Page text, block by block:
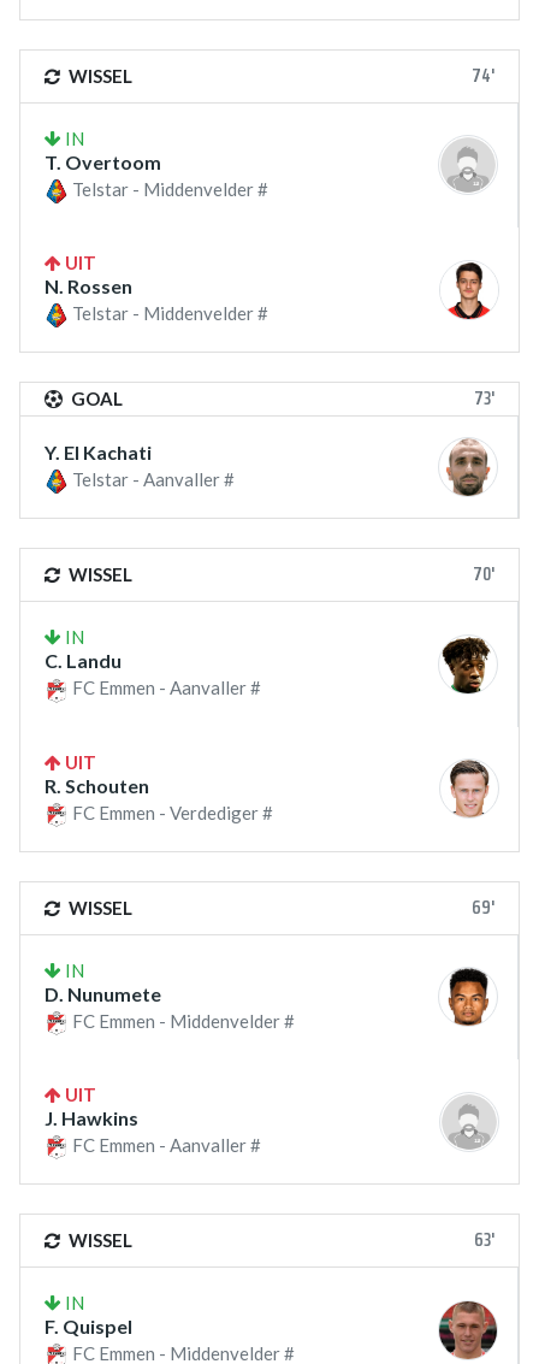
WISSEL 74'
IN
T. Overtoom
Telstar - Middenvelder #
UIT
N. Rossen
Telstar - Middenvelder #
GOAL 73'
Y. El Kachati
Telstar - Aanvaller #
WISSEL 70'
IN
C. Landu
FC Emmen - Aanvaller #
UIT
R. Schouten
FC Emmen - Verdediger #
WISSEL 69'
IN
D. Nunumete
FC Emmen - Middenvelder #
UIT
J. Hawkins
FC Emmen - Aanvaller #
WISSEL 63'
IN
F. Quispel
FC Emmen - Middenvelder #